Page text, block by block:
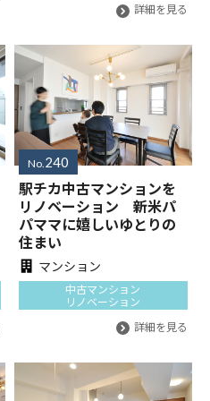
詳細を見る
No. 240
駅チカ中古マンションを
リノベーション 新米パ
パママに嬉しいゆとりの
住まい
マンション
中古マンション
リノベーション
詳細を見る